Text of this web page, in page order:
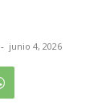
- junio 4, 2026